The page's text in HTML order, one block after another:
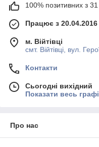
100% позитивних з 31
Працює з 20.04.2016
м. Війтівці
смт. Війтівці, вул.
Контакти
Сьогодні вихідний
Показати весь
Про нас